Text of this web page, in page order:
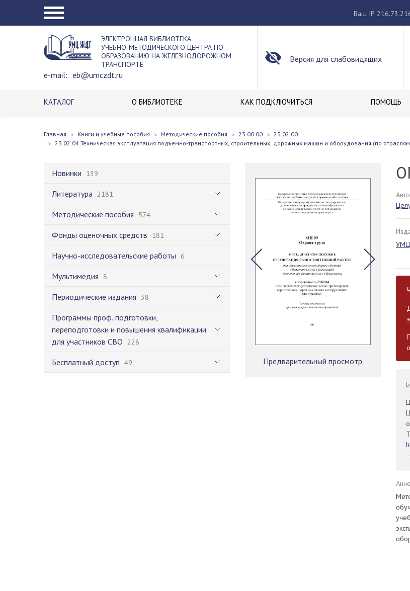
Ваш IP
ЭЛЕКТРОННАЯ БИБЛИОТЕКА
УЧЕБНО-МЕТОДИЧЕСКОГО ЦЕНТРА ПО
ОБРАЗОВАНИЮ НА ЖЕЛЕЗНОДОРОЖНОМ
ТРАНСПОРТЕ
e-mail: eb@umczdt.ru
Версия для слабовидящих
КАТАЛОГ О БИБЛИОТЕКЕ КАК ПОДКЛЮЧИТЬСЯ ПОМОЩЬ
Главная Книги и учебные пособия Методические пособия 23.00.00
23.02.00
23.02.04 Техническая эксплуатация подъемно-транспортных, строительных, дорожных машин и оборудования (по
Новинки 139
Литература 2181
Методические пособия 574
Фонды оценочных средств 181
Научно-исследовательские работы 6
Мультимедия 8
Периодические издания 38
Программы проф. подготовки,
переподготовки и повышения квалификации
для участников СВО 228
Бесплатный доступ 49 Предварительный просмотр